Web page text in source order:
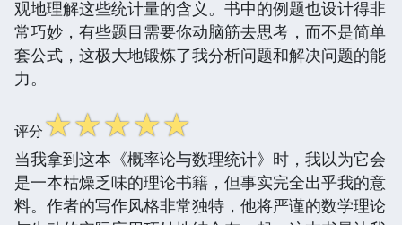
观地理解这些统计量的含义。书中的例题也设计得非
常巧妙，有些题目需要你动脑筋去思考，而不是简单
套公式，这极大地锻炼了我分析问题和解决问题的能
力。
评分☆☆☆☆☆
当我拿到这本《概率论与数理统计》时，我以为它会
是一本枯燥乏味的理论书籍，但事实完全出乎我的意
料。作者的写作风格非常独特，他将严谨的数学理论